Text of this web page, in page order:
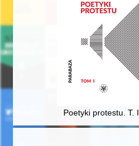
Poetyki protestu. T. I